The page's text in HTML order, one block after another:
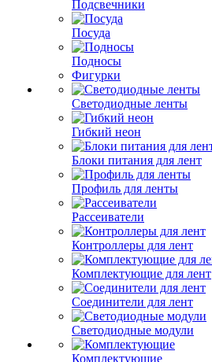
Подсвечники
Посуда
Подносы
Фигурки
Светодиодные ленты
Гибкий неон
Блоки питания для лент
Профиль для ленты
Рассеиватели
Контроллеры для лент
Комплектующие для лент
Соединители для лент
Светодиодные модули
Комплектующие